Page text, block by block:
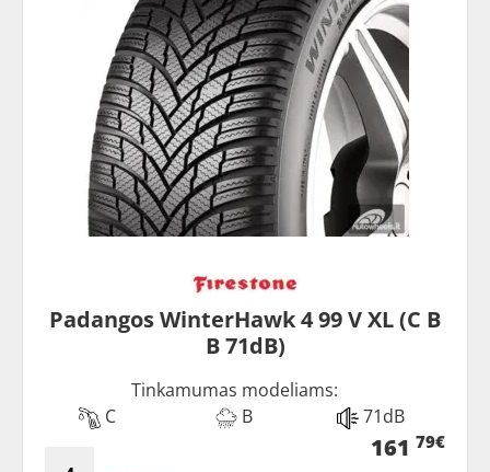
Padangos WinterHawk 4 99 V XL (C B
B 71dB)
Tinkamumas modeliams:
C
B 71dB
161 79€